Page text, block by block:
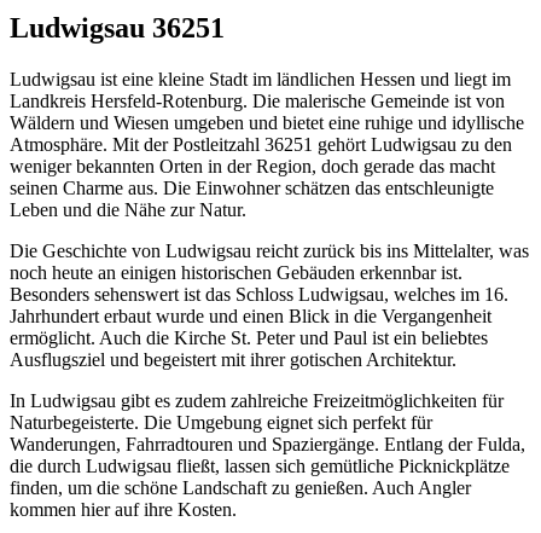
Ludwigsau 36251
Ludwigsau ist eine kleine Stadt im ländlichen Hessen und liegt im
Landkreis Hersfeld-Rotenburg. Die malerische Gemeinde ist von
Wäldern und Wiesen umgeben und bietet eine ruhige und idyllische
Atmosphäre. Mit der Postleitzahl 36251 gehört Ludwigsau zu den
weniger bekannten Orten in der Region, doch gerade das macht
seinen Charme aus. Die Einwohner schätzen das entschleunigte
Leben und die Nähe zur Natur.
Die Geschichte von Ludwigsau reicht zurück bis ins Mittelalter, was
noch heute an einigen historischen Gebäuden erkennbar ist.
Besonders sehenswert ist das Schloss Ludwigsau, welches im 16.
Jahrhundert erbaut wurde und einen Blick in die Vergangenheit
ermöglicht. Auch die Kirche St. Peter und Paul ist ein beliebtes
Ausflugsziel und begeistert mit ihrer gotischen Architektur.
In Ludwigsau gibt es zudem zahlreiche Freizeitmöglichkeiten für
Naturbegeisterte. Die Umgebung eignet sich perfekt für
Wanderungen, Fahrradtouren und Spaziergänge. Entlang der Fulda,
die durch Ludwigsau fließt, lassen sich gemütliche Picknickplätze
finden, um die schöne Landschaft zu genießen. Auch Angler
kommen hier auf ihre Kosten.